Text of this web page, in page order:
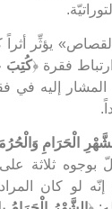
يؤثِّر أثراً
فقرة ﴿كُتِبَ
المشار إليه في
الْحَرَامِ
إنّه لو كان